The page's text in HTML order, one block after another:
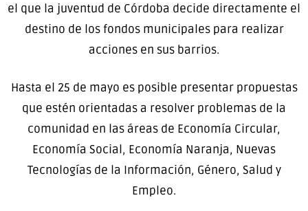
el que la juventud de Córdoba decide directamente el
destino de los fondos municipales para realizar
acciones en sus barrios.
Hasta el 25 de mayo es posible presentar propuestas
que estén orientadas a resolver problemas de la
comunidad en las áreas de Economía Circular,
Economía Social, Economía Naranja, Nuevas
Tecnologías de la Información, Género, Salud y
Empleo.